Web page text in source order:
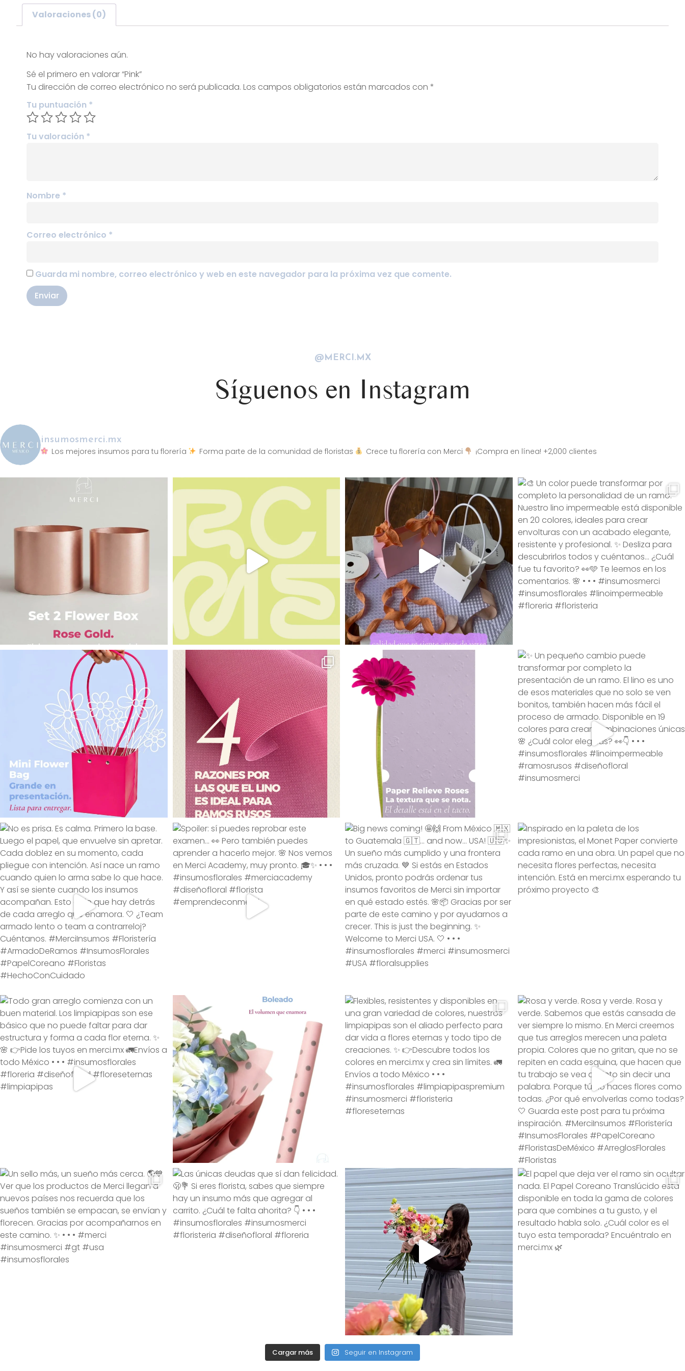
Valoraciones (0)
No hay valoraciones aún.
Sé el primero en valorar “Pink”
Tu dirección de correo electrónico no será publicada. Los campos obligatorios están marcados con *
Tu puntuación *
Tu valoración *
Nombre *
Correo electrónico *
Guarda mi nombre, correo electrónico y web en este navegador para la próxima vez que comente.
@MERCI.MX
Síguenos en Instagram
insumosmerci.mx
Los mejores insumos para tu florería
Forma parte de la comunidad de floristas Crece tu florería con Merci ¡Compra en línea! +2,000 clientes
Cargar más Seguir en Instagram